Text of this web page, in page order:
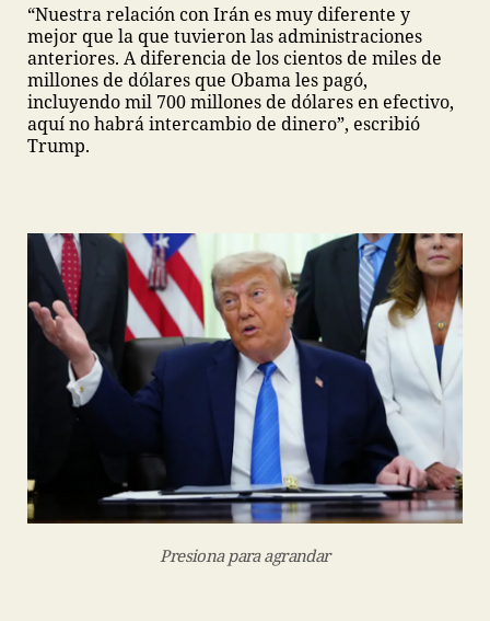
“Nuestra relación con Irán es muy diferente y
mejor que la que tuvieron las administraciones
anteriores. A diferencia de los cientos de miles de
millones de dólares que Obama les pagó,
incluyendo mil 700 millones de dólares en efectivo,
aquí no habrá intercambio de dinero”, escribió
Trump.
Presiona para agrandar